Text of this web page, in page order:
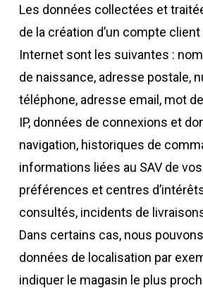
Les données collectées et
de la création d’un compte
Internet sont les suivantes :
de naissance, adresse postale,
téléphone, adresse email, mot
IP, données de connexions et
navigation, historiques de
informations liées au SAV de
préférences et centres
consultés, incidents de
Dans certains cas, nous
données de localisation par
indiquer le magasin le plus